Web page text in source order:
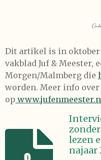
de
hoofdinhoud
Dit artikel is in oktober
vakblad Juf & Meester,
Morgen/Malmberg die
worden. Meer info
op
lezen
najaar